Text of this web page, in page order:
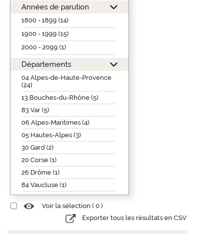
Années de parution
1800 - 1899 (14)
1900 - 1999 (15)
2000 - 2099 (1)
Départements
04 Alpes-de-Haute-Provence
(24)
13 Bouches-du-Rhône (5)
83 Var (5)
06 Alpes-Maritimes (4)
05 Hautes-Alpes (3)
30 Gard (2)
20 Corse (1)
26 Drôme (1)
84 Vaucluse (1)
Voir la sélection ( 0 )
Exporter tous les résultats en CSV